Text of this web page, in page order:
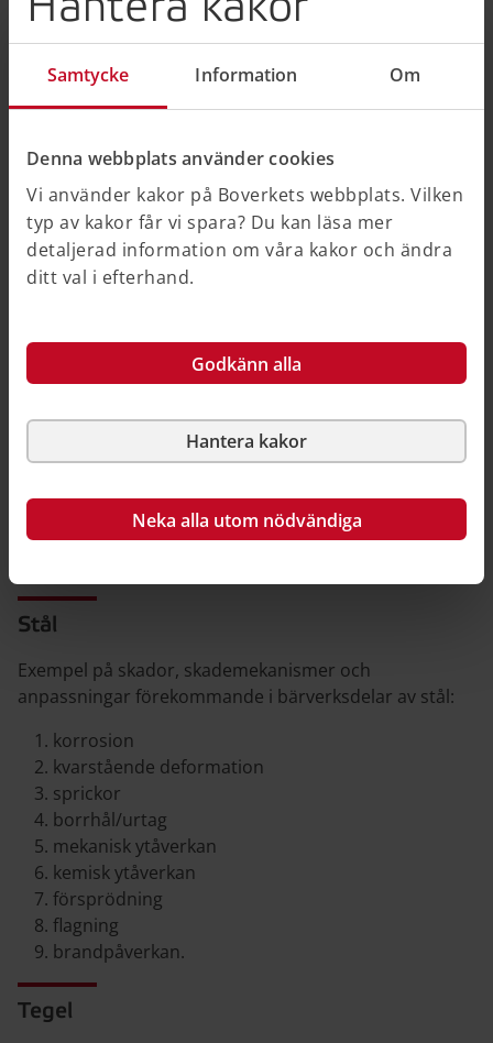
Samtycke Information Om
Denna webbplats använder cookies
Vi använder kakor på Boverkets webbplats. Vilken
typ av kakor får vi spara? Du kan läsa mer
detaljerad information om våra kakor och ändra
ditt val i efterhand.
Godkänn alla
Hantera kakor
Neka alla utom nödvändiga
borrhål/urtag
mekanisk ytpåverkan
spjälkning
erosion
kloridangrepp
urlakning
saltkristallisation
kemiskt angrepp.
Exempel på skador, skademekanismer och
anpassningar förekommande i bärverksdelar av limträ:
fuktskadat trä/röta
mögel/missfärgning
borrhål/urtag
mekanisk ytåverkan
Stål
Exempel på skador, skademekanismer och
anpassningar förekommande i bärverksdelar av stål:
korrosion
kvarstående deformation
sprickor
borrhål/urtag
mekanisk ytåverkan
kemisk ytåverkan
försprödning
flagning
brandpåverkan.
Tegel